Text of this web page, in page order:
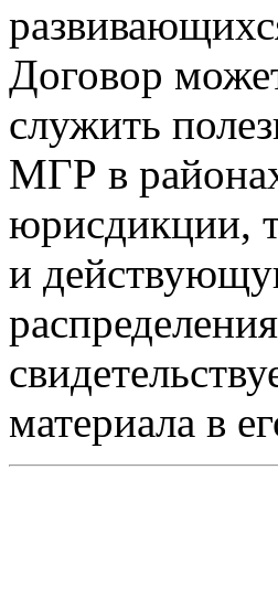
Договор
служить
МГР в
юрисдикции,
и
материала в